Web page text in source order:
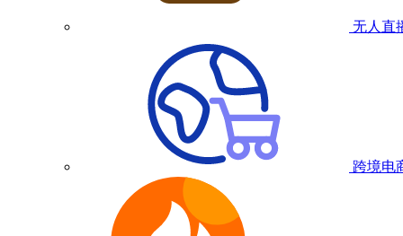
无人直
跨境电